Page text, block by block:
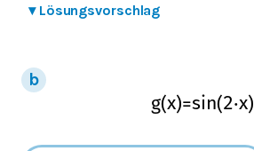
▾ Lösungsvorschlag
g(x)=sin(2⋅x)